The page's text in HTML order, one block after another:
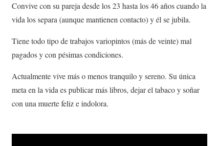
Convive con su pareja desde los 23 hasta los 46 años cuando la
vida los separa (aunque mantienen contacto) y él se jubila.
Tiene todo tipo de trabajos variopintos (más de veinte) mal
pagados y con pésimas condiciones.
Actualmente vive más o menos tranquilo y sereno. Su única
meta en la vida es publicar más libros, dejar el tabaco y soñar
con una muerte feliz e indolora.